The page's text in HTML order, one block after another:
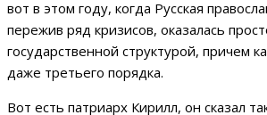
вот в этом году, когда Русская
пережив ряд кризисов, оказалась
государственной структурой, причем
даже третьего порядка.
Вот есть патриарх Кирилл, он сказал